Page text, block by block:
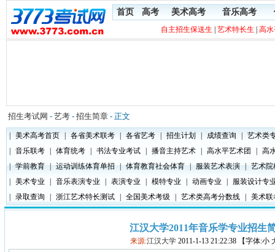
首页 高考 美术高考 音乐高考
自主招生保送生 艺术特长生 高
招生考试网 - 艺考 - 招生简章 - 正文
美术高考首页 各省美术联考 各省艺考 招生计划 成绩查询
艺术类
音乐联考 体育统考 书法专业考试 播音主持艺术 高水平艺术团
高
学前教育 运动训练体育单招 体育教育社会体育 服装艺术表演
艺术院
美术专业 音乐表演专业 表演专业 模特专业 动画专业
服装设计专
录取查询 浙江艺术特长测试 全国美术考级 艺术类高考分数线 美术联
江汉大学2011年音乐学专业招生
来源:江汉大学 2011-1-13 21:22:38 【字体:小